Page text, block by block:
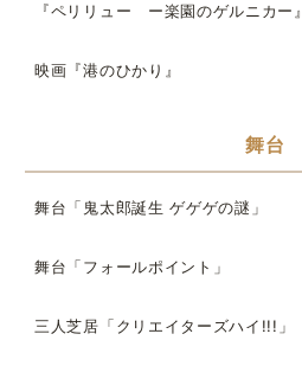
『ペリリュー ー楽園のゲルニカー』
映画『港のひかり』
舞台
舞台「鬼太郎誕生 ゲゲゲの謎」
舞台「フォールポイント」
三人芝居「クリエイターズハイ!!!」